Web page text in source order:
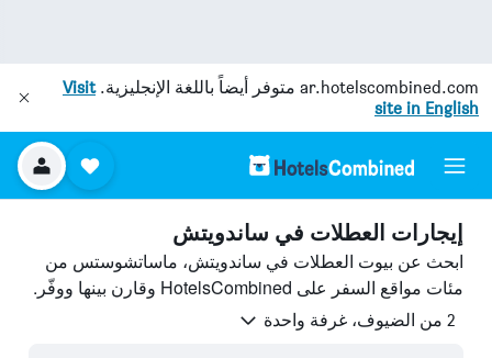
ar.hotelscombined.com متوفر أيضاً باللغة الإنجليزية.Visit
site in English
إيجارات العطلات في ساندويتش
ابحث عن بيوت العطلات في ساندويتش، ماساتشوستس من
مئات مواقع السفر على HotelsCombined وقارن بينها ووفّر.
2 من الضيوف، غرفة واحدة